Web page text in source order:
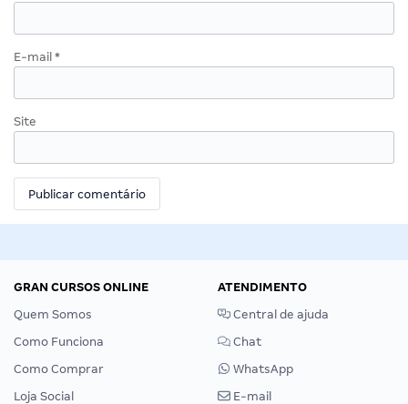
E-mail *
Site
GRAN CURSOS ONLINE
Quem Somos
Como Funciona
Como Comprar
Loja Social
ATENDIMENTO
Central de ajuda
Chat
WhatsApp
E-mail